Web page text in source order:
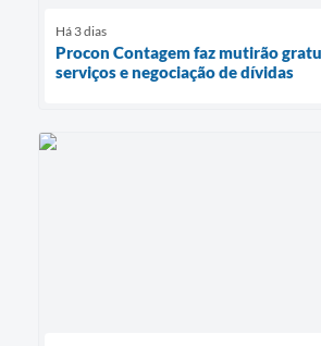
Há 3 dias
Procon Contagem faz mutirão
serviços e negociação de dívidas